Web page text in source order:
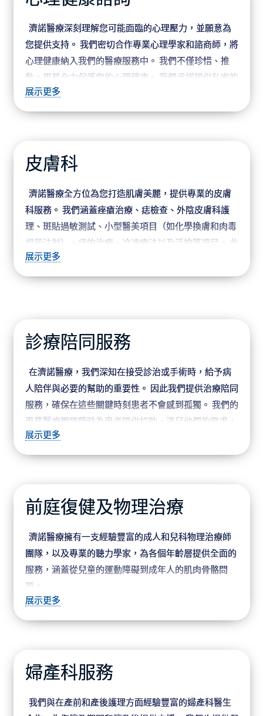
健康福祉始終是我們的首要任務。 選擇濟諾醫療，讓我
濟諾醫療深刻理解您可能面臨的心理壓力，並願意為
您提供支持。 我們密切合作專業心理學家和諮商師，將
心理健康納入我們的醫療服務中。 我們不僅珍惜、推
動，更是全力保護您的心理健康。 我們承諾提供私密的
諮詢服務，確保您的隱私安全得到充分保護。 在濟諾，
我們關心您的身體和心靈健康，幫助您走向更好的生
展示更多
皮膚科
濟諾醫療全方位為您打造肌膚美麗，提供專業的皮膚
科服務。 我們涵蓋痤瘡治療、痣檢查、外陰皮膚科護
理、斑貼過敏測試、小型醫美項目（如化學換膚和肉毒
桿菌注射）、疣的治療、冷凍療法以及活檢等項目。 此
外，我們還提供小型外科手術，包括切除和在腋窩區域
注射肉毒桿菌以治療多汗症等。 讓我們幫助您擁有健康
展示更多
診療陪同服務
在濟諾醫療，我們深知在接受診治或手術時，給予病
人陪伴與必要的幫助的重要性。 因此我們提供治療陪同
服務，確保在這些關鍵時刻患者不會感到孤獨。 我們的
專業醫療團隊隨時為患者提供協助，滿足他們的需求，
確保在整個治療過程中享受寧靜舒適的體驗。
此外，我們深知在就醫過程中暢通的溝通是至關重要
務人員和護理人員之間高效溝通的橋樑。
寧。 在濟諾，我們致力於確保您在整個醫療旅程中都能
感受到高水準的關懷和關注。 我們的目標是為您提供無
障礙、溫馨的醫療體驗。
展示更多
前庭復健及物理治療
濟諾醫療擁有一支經驗豐富的成人和兒科物理治療師
團隊，以及專業的聽力學家，為各個年齡層提供全面的
服務，涵蓋從兒童的運動障礙到成年人的肌肉骨骼問
題。
同時減輕可能導致的肌肉疲勞和頭痛。 同時，我們合作
們的物理治療師團隊合作，為您設計相應的治療和運動
計劃。 我們致力於提供個人化的復健服務，幫助您恢復
展示更多
婦產科服務
我們與在產前和產後護理方面經驗豐富的婦產科醫生